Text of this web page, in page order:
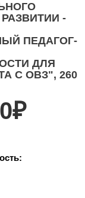
-
ПЕДАГОГ-
ДЛЯ
С ОВЗ", 260